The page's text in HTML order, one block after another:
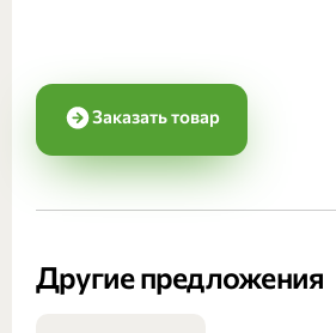
Заказать товар
Другие предложения